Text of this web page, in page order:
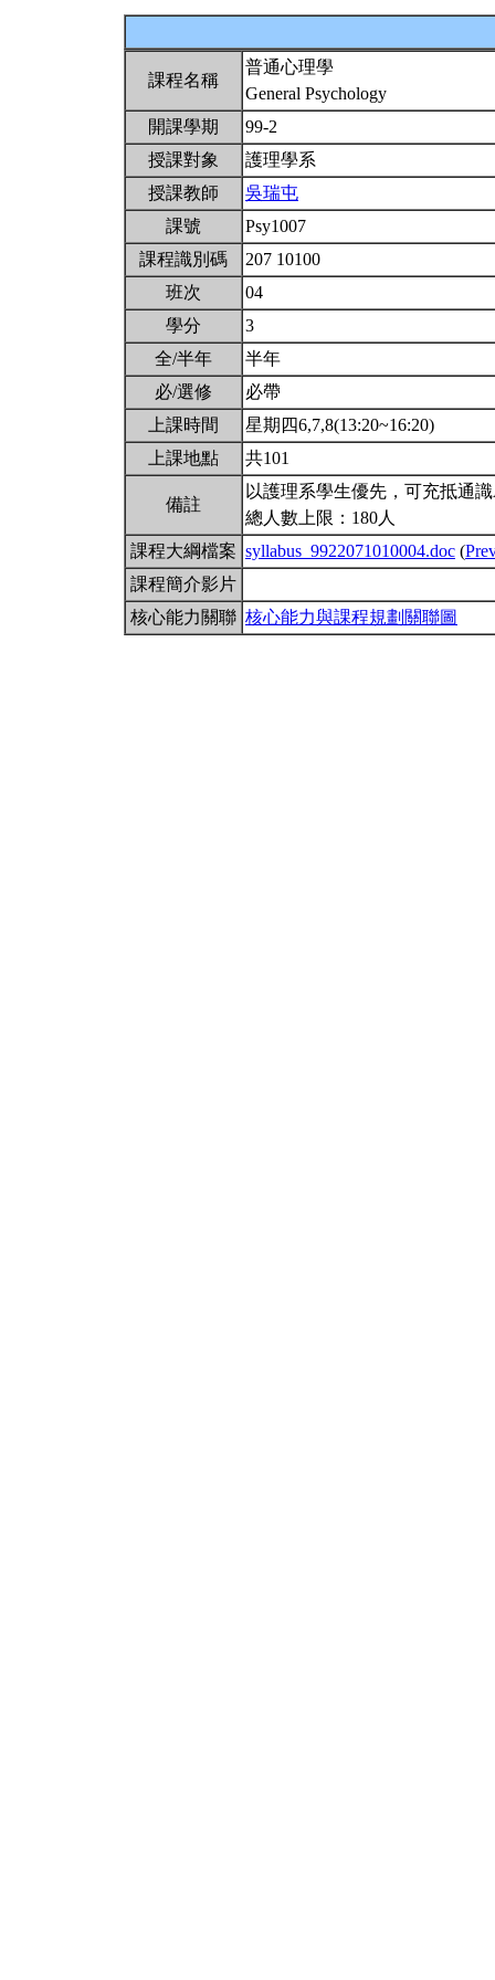
課程名稱
普通心理學
General Psychology
開課學期
99-2
授課對象
護理學系
授課教師
吳瑞屯
課號
Psy1007
課程識別碼
207 10100
班次
04
學分
3
全/半年
半年
必/選修
必帶
上課時間
星期四6,7,8(13:20~16:20)
上課地點
共101
備註
以護理系學生優先，可充抵通
總人數上限：180人
課程大綱檔案 syllabus_9922071010004.doc (
課程簡介影片
核心能力關聯 核心能力與課程規劃關聯圖